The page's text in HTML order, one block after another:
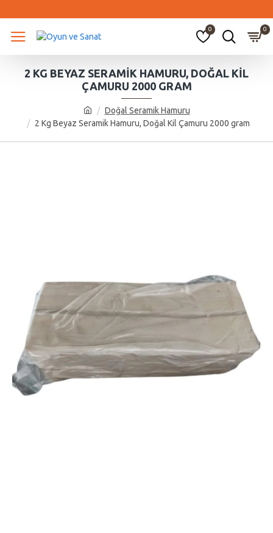
0 0
Doğal Seramik Hamuru
2 Kg Beyaz Seramik Hamuru, Doğal Kil Çamuru 2000 gram
2 KG BEYAZ SERAMIK HAMURU, DOĞAL KIL
ÇAMURU 2000 GRAM